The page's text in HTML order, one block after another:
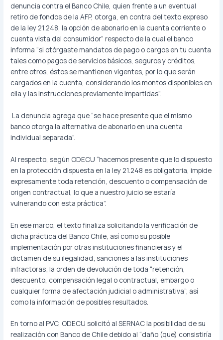
denuncia contra el Banco Chile, quien frente a un eventual
retiro de fondos de la AFP, otorga, en contra del texto expreso
de la ley 21.248, la opción de abonarlo en la cuenta corriente o
cuenta vista del consumidor” respecto de la cual el banco
informa “si otórgaste mandatos de pago o cargos en tu cuenta
tales como pagos de servicios básicos, seguros y créditos,
entre otros, éstos se mantienen vigentes, por lo que serán
cargados en la cuenta, considerando los montos disponibles en
ella y las instrucciones previamente impartidas”.
La denuncia agrega que “se hace presente que el mismo
banco otorga la alternativa de abonarlo en una cuenta
individual separada”.
Al respecto, según ODECU “hacemos presente que lo dispuesto
en la protección dispuesta en la ley 21.248 es obligatoria, impide
expresamente toda retención, descuento o compensación de
origen contractual, lo que a nuestro juicio se estaría
vulnerando con esta práctica”.
En ese marco, el texto finaliza solicitando la verificación de
dicha práctica del Banco Chile, así como su posible
implementación por otras instituciones financieras y el
dictamen de su ilegalidad; sanciones a las instituciones
infractoras; la orden de devolución de toda “retención,
descuento, compensación legal o contractual, embargo o
cualquier forma de afectación judicial o administrativa”; así
como la información de posibles resultados.
En torno al PVC, ODECU solicitó al SERNAC la posibilidad de su
realización con Banco de Chile debido al “daño (que) consistiría